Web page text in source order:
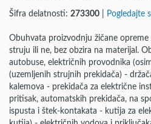
Šifra delatnosti: 273300 Pogledajte
Obuhvata proizvodnju žičane opreme
struju ili ne, bez obzira na materijal.
autobuse, električnih provodnika
(uzemljenih strujnih prekidača) -
kalemova - prekidača za električne
pritisak, automatskih prekidača, na
ispusta i štek-kontakata - kutija za